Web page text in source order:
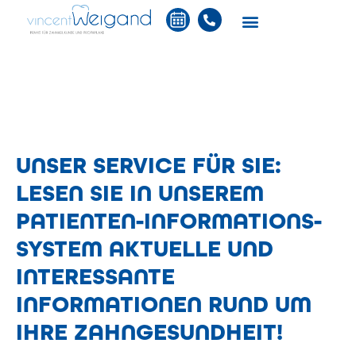
Inhalt
UNSER SERVICE FÜR SIE:
LESEN SIE IN UNSEREM
PATIENTEN-INFORMATIONS-
SYSTEM AKTUELLE UND
INTERESSANTE
INFORMATIONEN RUND UM
IHRE ZAHNGESUNDHEIT!